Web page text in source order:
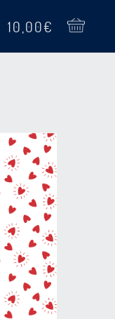
10,00€